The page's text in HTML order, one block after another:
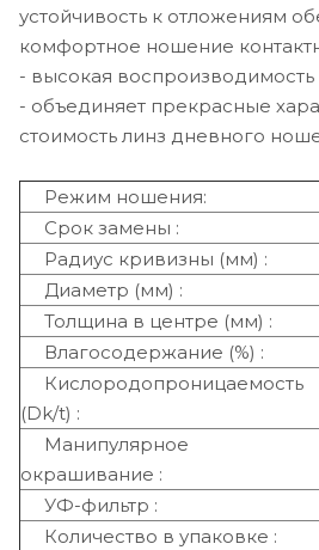
+4.25
+4.50
+4.75
+5.25
+5.50
+5.75
+6.00
+6.50
устойчивость к отложениям
комфортное ношение
- высокая
- объединяет прекрасные
стоимость линз дневного
Режим ношения:
Срок замены :
Радиус кривизны (мм) :
Диаметр (мм) :
Толщина в центре (мм) :
Влагосодержание (%) :
Кислородопроницаемость
(Dk/t) :
Манипулярное
окрашивание :
УФ-фильтр :
Количество в упаковке :